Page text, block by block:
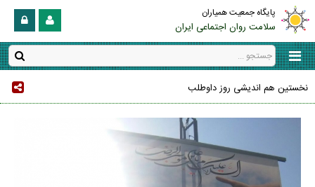
پایگاه جمعیت همیاران
سلامت روان اجتماعی ایران
نخستین هم اندیشی روز داوطلب